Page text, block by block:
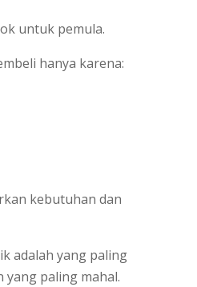
untuk pemula.
hanya karena:
kebutuhan dan
adalah yang paling
yang paling mahal.